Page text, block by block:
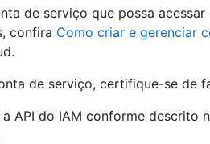
de serviço que possa
confira Como criar e gerenciar
de serviço, certifique-se de
API do IAM conforme descrito